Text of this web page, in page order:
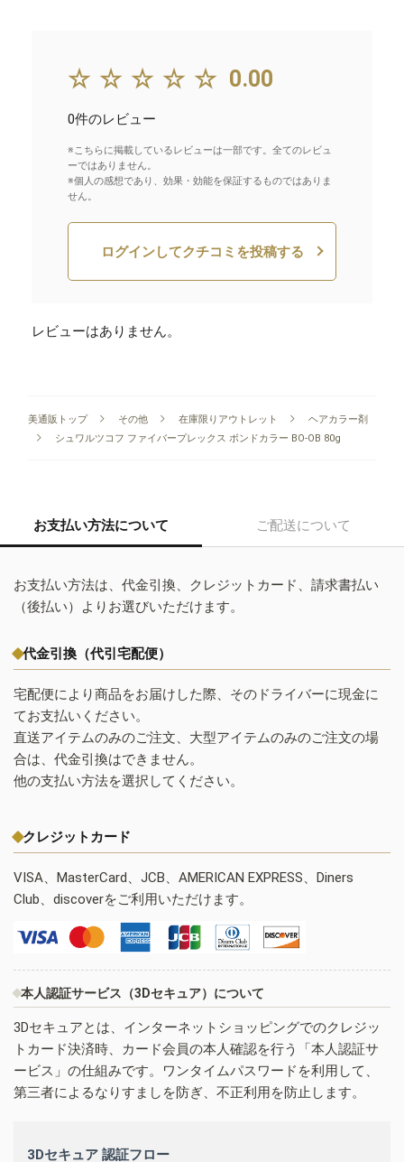
☆☆☆☆☆ 0.00
0件のレビュー
※こちらに掲載しているレビューは一部です。全てのレビュ
ーではありません。
※個人の感想であり、効果・効能を保証するものではありま
せん。
ログインしてクチコミを投稿する
レビューはありません。
美通販トップ その他 在庫限りアウトレット
ヘアカラー剤
シュワルツコフ ファイバープレックス ボンドカラー BO-OB 80g
お支払い方法について ご配送について
お支払い方法は、代金引換、クレジットカード、請求書払い
（後払い）よりお選びいただけます。
代金引換（代引宅配便）
宅配便により商品をお届けした際、そのドライバーに現金に
てお支払いください。
直送アイテムのみのご注文、大型アイテムのみのご注文の場
合は、代金引換はできません。
他の支払い方法を選択してください。
クレジットカード
VISA、MasterCard、JCB、AMERICAN EXPRESS、Diners
Club、discoverをご利用いただけます。
本人認証サービス（3Dセキュア）について
3Dセキュアとは、インターネットショッピングでのクレジッ
トカード決済時、カード会員の本人確認を行う「本人認証サ
ービス」の仕組みです。ワンタイムパスワードを利用して、
第三者によるなりすましを防ぎ、不正利用を防止します。
3Dセキュア 認証フロー